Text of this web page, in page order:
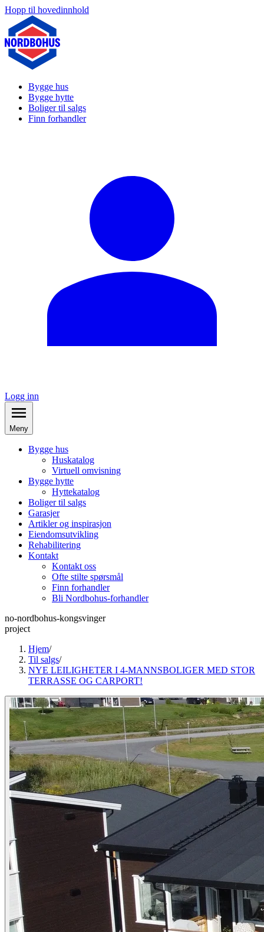
Hopp til hovedinnhold
Bygge hus
Bygge hytte
Boliger til salgs
Finn forhandler
Logg inn
Meny
Bygge hus
Huskatalog
Virtuell omvisning
Bygge hytte
Hyttekatalog
Boliger til salgs
Garasjer
Artikler og inspirasjon
Eiendomsutvikling
Rehabilitering
Kontakt
Kontakt oss
Ofte stilte spørsmål
Finn forhandler
Bli Nordbohus-forhandler
no-nordbohus-kongsvinger
project
Hjem/
Til salgs/
NYE LEILIGHETER I 4-MANNSBOLIGER MED STOR
TERRASSE OG CARPORT!